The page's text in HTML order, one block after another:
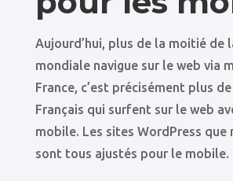
Aujourd’hui, plus de la moitié de
mondiale navigue sur le web via
France, c’est précisément plus
Français qui surfent sur le web
mobile. Les sites WordPress que
sont tous ajustés pour le mobile.